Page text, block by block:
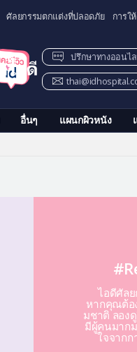
ศัลยกรรมตกแต่งที่ปลอดภัย การใ
อื่นๆ แผนกผิวหนัง
ปรึกษาทางออนไ
ไอดีศัล
หากคุณต้อ
มชาติ ลอง
มีผู้คนมาก
ใจจาก